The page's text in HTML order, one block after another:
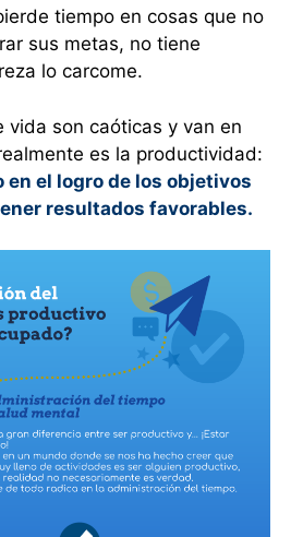
tiempo en cosas que no
sus metas, no tiene
lo carcome.
vida son caóticas y van en
es la productividad:
el logro de los objetivos
resultados favorables.